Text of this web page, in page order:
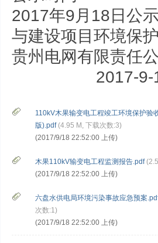
2017年9月 18 日公
与建设项目环境保
贵州电网有限责任
2017-9-
110kV木果输变电工程竣工环境保护验
版).pdf (4.95 M, 下载次数:3)
(2017/9/18 22:52:00 上传)
木果110kV输变电工程监测报告.pdf (
(2017/9/18 22:52:00 上传)
六盘水供电局环境污染事故应急预案
次数:1)
(2017/9/18 22:52:00 上传)